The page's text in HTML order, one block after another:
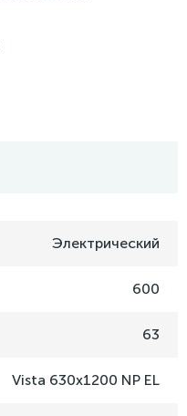
Электрический
600
63
Vista 630x1200 NP EL